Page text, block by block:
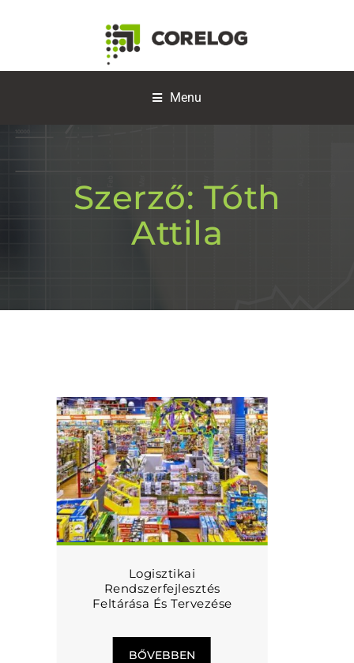
Menu
Szerző: Tóth
Attila
Logisztikai
Rendszerfejlesztés
Feltárása És Tervezése
BŐVEBBEN